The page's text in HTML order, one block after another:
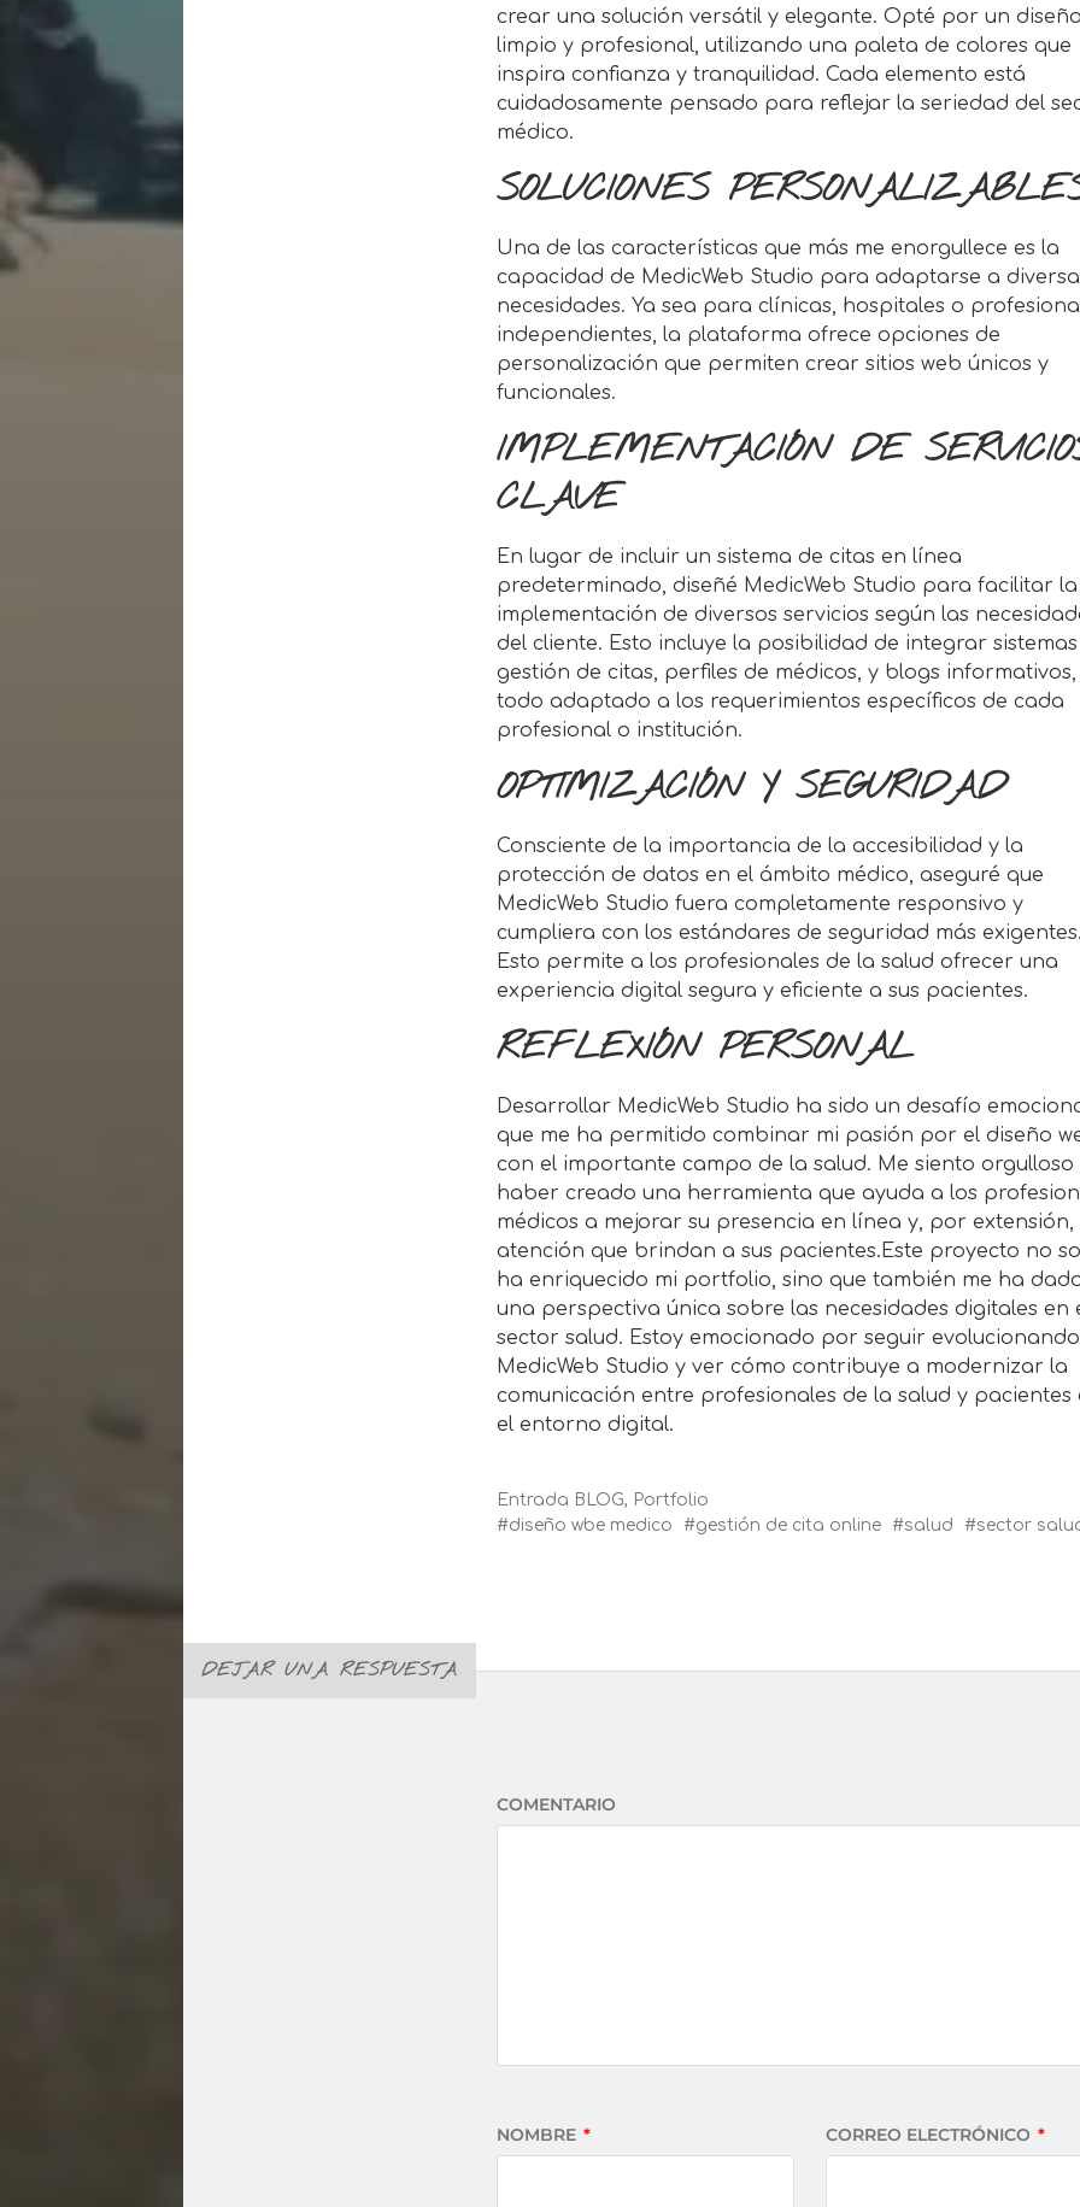
crear una solución versátil y elegante. Opté por un
limpio y profesional, utilizando una paleta de colores que
inspira confianza y tranquilidad. Cada elemento está
cuidadosamente pensado para reflejar la seriedad del
médico.
SOLUCIONES
Una de las características que más me enorgullece es la
capacidad de MedicWeb Studio para adaptarse a
necesidades. Ya sea para clínicas, hospitales o
independientes, la plataforma ofrece opciones de
personalización que permiten crear sitios web únicos y
funcionales.
IMPLEMENTACIÓN DE
CLAVE
En lugar de incluir un sistema de citas en línea
predeterminado, diseñé MedicWeb Studio para facilitar la
implementación de diversos servicios según las
del cliente. Esto incluye la posibilidad de integrar
gestión de citas, perfiles de médicos, y blogs informativos,
todo adaptado a los requerimientos específicos de cada
profesional o institución.
OPTIMIZACIÓN Y SEGURIDAD
Consciente de la importancia de la accesibilidad y la
protección de datos en el ámbito médico, aseguré que
MedicWeb Studio fuera completamente responsivo y
cumpliera con los estándares de seguridad más
Esto permite a los profesionales de la salud ofrecer una
experiencia digital segura y eficiente a sus pacientes.
REFLEXIÓN PERSONAL
Desarrollar MedicWeb Studio ha sido un desafío
que me ha permitido combinar mi pasión por el diseño
con el importante campo de la salud. Me siento orgulloso
haber creado una herramienta que ayuda a los
médicos a mejorar su presencia en línea y, por extensión,
atención que brindan a sus pacientes.Este proyecto no
ha enriquecido mi portfolio, sino que también me ha
una perspectiva única sobre las necesidades digitales en
sector salud. Estoy emocionado por seguir evolucionando
MedicWeb Studio y ver cómo contribuye a modernizar la
comunicación entre profesionales de la salud y pacientes
el entorno digital.
Entrada BLOG, Portfolio
diseño wbe medico
gestión de cita online salud sector
DEJAR UNA RESPUESTA
COMENTARIO
NOMBRE * CORREO ELECTRÓNICO *